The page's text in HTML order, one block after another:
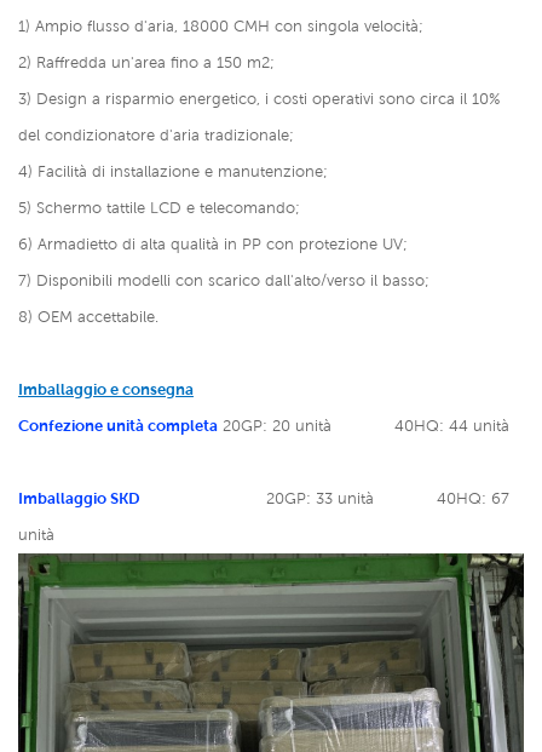
1) Ampio flusso d'aria, 18000 CMH con singola velocità;
2) Raffredda un'area fino a 150 m2;
3) Design a risparmio energetico, i costi operativi sono circa il 10%
del condizionatore d'aria tradizionale;
4) Facilità di installazione e manutenzione;
5) Schermo tattile LCD e telecomando;
6) Armadietto di alta qualità in PP con protezione UV;
7) Disponibili modelli con scarico dall'alto/verso il basso;
8) OEM accettabile.
Imballaggio e consegna
Confezione unità completa 20GP: 20 unità 40HQ: 44 unità
Imballaggio SKD 20GP: 33 unità 40HQ: 67
unità